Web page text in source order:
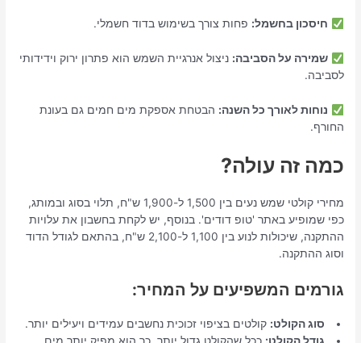
חיסכון בחשמל: פחות צורך בשימוש בדוד חשמלי.
שמירה על הסביבה: ניצול אנרגיית השמש הוא פתרון ירוק וידידותי
לסביבה.
נוחות לאורך כל השנה: הבטחת אספקת מים חמים גם בעונת
החורף.
כמה זה עולה?
מחירי קולטי שמש נעים בין 1,500 ל-1,900 ש"ח, תלוי בסוג ובמותג,
כפי שמופיע באתר 'טופ דודים'. בנוסף, יש לקחת בחשבון את עלויות
ההתקנה, שיכולות לנוע בין 1,100 ל-2,100 ש"ח, בהתאם לגודל הדוד
וסוג ההתקנה.
גורמים המשפיעים על המחיר:
סוג הקולט: קולטים בציפוי זכוכית נחשבים עמידים ויעילים יותר.